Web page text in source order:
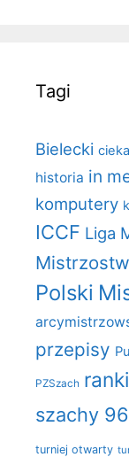
Tagi
Bielecki
historia in
komputery
ICCF Liga
Polski
przepisy
PZSzach
szachy
turniej otwarty